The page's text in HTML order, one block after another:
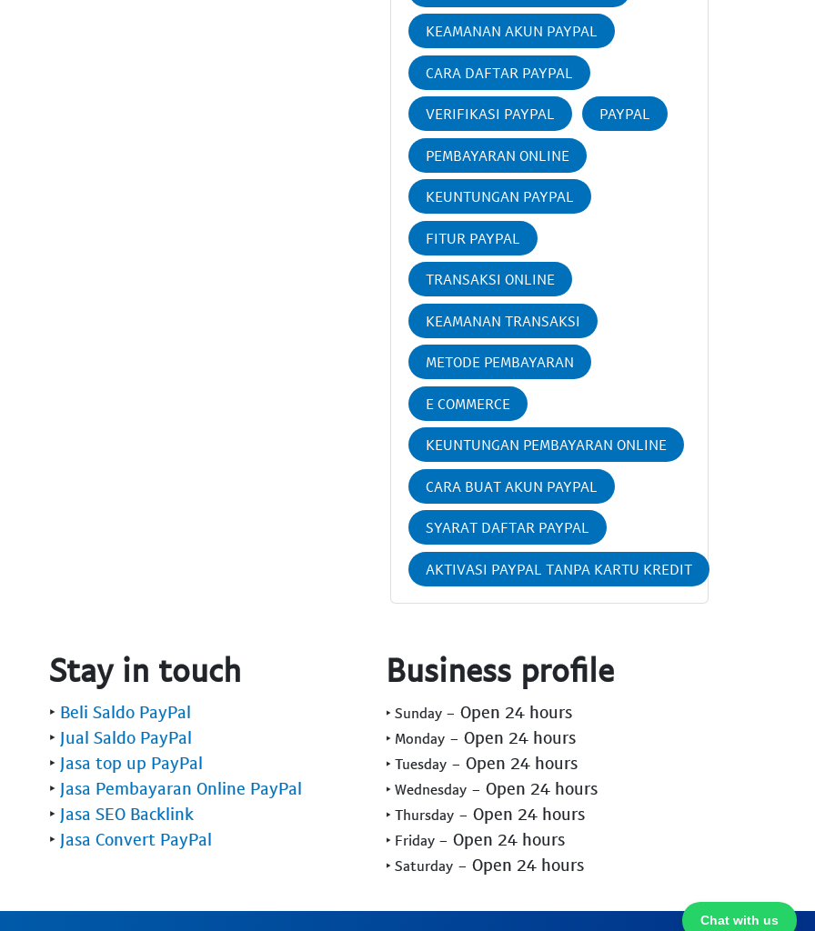
KEAMANAN AKUN PAYPAL
CARA DAFTAR PAYPAL
VERIFIKASI PAYPAL PAYPAL
PEMBAYARAN ONLINE
KEUNTUNGAN PAYPAL
FITUR PAYPAL
TRANSAKSI ONLINE
KEAMANAN TRANSAKSI
METODE PEMBAYARAN
E COMMERCE
KEUNTUNGAN PEMBAYARAN ONLINE
CARA BUAT AKUN PAYPAL
SYARAT DAFTAR PAYPAL
AKTIVASI PAYPAL TANPA KARTU KREDIT
Chat with us
Stay in touch
‣ Beli Saldo PayPal
‣ Jual Saldo PayPal
‣ Jasa top up PayPal
‣ Jasa Pembayaran Online PayPal
‣ Jasa SEO Backlink
‣ Jasa Convert PayPal
Business profile
‣ Sunday - Open 24 hours
‣ Monday - Open 24 hours
‣ Tuesday - Open 24 hours
‣ Wednesday - Open 24 hours
‣ Thursday - Open 24 hours
‣ Friday - Open 24 hours
‣ Saturday - Open 24 hours